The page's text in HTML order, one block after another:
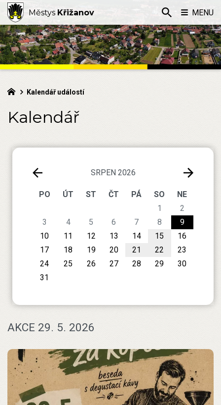
Kalendář událostí
Kalendář
SRPEN 2026
PO ÚT ST ČT PÁ SO
NE
1
2
3
4 5 6 7 8
9
10
11 12 13 14 15
16
17
18 19 20 21 22
23
24
25 26 27 28 29
30
31
AKCE 29. 5. 2026
Městys Křižanov MENU